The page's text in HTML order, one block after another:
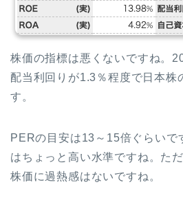
株価の指標は悪くないですね。
配当利回りが1.3％程度で日本株
す。
PERの目安は13～15倍ぐらいで
はちょっと高い水準ですね。た
株価に過熱感はないですね。